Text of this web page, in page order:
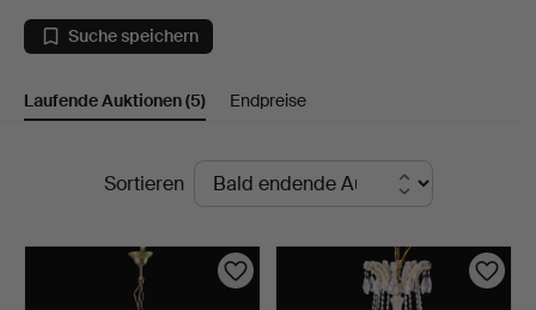
Uppsala
Auktionskammare
Suche speichern
Laufende Auktionen(5) Endpreise
LaufendeSortieren